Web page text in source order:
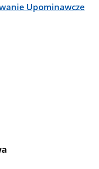
Upominawcze